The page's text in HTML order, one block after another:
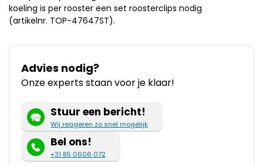
koeling is per rooster een set roosterclips nodig
(artikelnr. TOP-47647ST).
Advies nodig?
Onze experts staan voor je klaar!
Stuur een bericht!
Wij reageren zo snel mogelijk
Bel ons!
+31 85 0606 072